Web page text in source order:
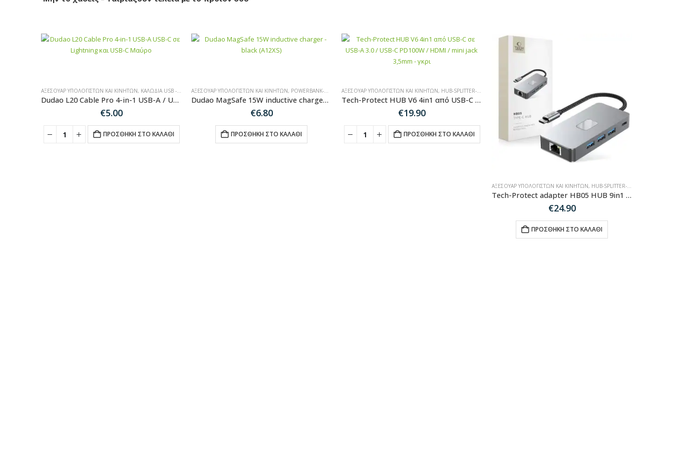
ΑΞΕΣΟΥΆΡ ΥΠΟΛΟΓΙΣΤΏΝ ΚΑΙ ΚΙΝΗΤΏΝ, ΚΑΛΏΔΙΑ USB - ΦΟΡΤΙΣΤΈΣ ΠΡΊΖΑΣ
Dudao L20 Cable Pro 4-in-1 USB-A / USB-C – Lightning / USB-C – Black
€5.00
ΠΡΟΣΘΉΚΗ ΣΤΟ ΚΑΛΆΘΙ
ΑΞΕΣΟΥΆΡ ΥΠΟΛΟΓΙΣΤΏΝ ΚΑΙ ΚΙΝΗΤΏΝ, POWERBANK-MAGSAFE
Dudao MagSafe 15W inductive charger – black (A12XS)
€6.80
ΠΡΟΣΘΉΚΗ ΣΤΟ ΚΑΛΆΘΙ
ΑΞΕΣΟΥΆΡ ΥΠΟΛΟΓΙΣΤΏΝ ΚΑΙ ΚΙΝΗΤΏΝ, HUB-SPLITTER-ADAPTER
Tech-Protect HUB V6 4in1 από USB-C σε USB-A 3.0 / USB-C PD100W / HDMI / mini jack 3,5mm – γκρι
€19.90
ΠΡΟΣΘΉΚΗ ΣΤΟ ΚΑΛΆΘΙ
ΑΞΕΣΟΥΆΡ ΥΠΟΛΟΓΙΣΤΏΝ ΚΑΙ ΚΙΝΗΤΏΝ, HUB-SPLITTER-ADAPTER
Tech-Protect adapter HB05 HUB 9in1 από USB-C σε USB2.0 + USB3.0 +USB-C +HDMI 4K 60HZ + SD / TF + PD100W + RJ45 – γκρι
€24.90
ΠΡΟΣΘΉΚΗ ΣΤΟ ΚΑΛΆΘΙ